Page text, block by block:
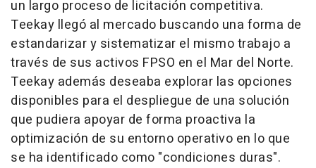
un largo proceso de licitación competitiva.
Teekay llegó al mercado buscando una forma de
estandarizar y sistematizar el mismo trabajo a
través de sus activos FPSO en el Mar del Norte.
Teekay además deseaba explorar las opciones
disponibles para el despliegue de una solución
que pudiera apoyar de forma proactiva la
optimización de su entorno operativo en lo que
se ha identificado como "condiciones duras".